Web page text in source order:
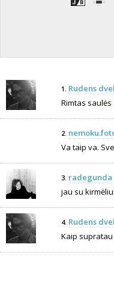
1. Rudens
Rimtas
2.
Va taip va.
3. radegunda
jau su
4. Rudens
Kaip supratau